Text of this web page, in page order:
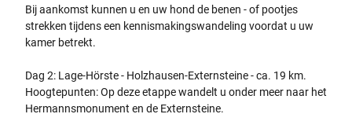
Bij aankomst kunnen u en uw hond de benen - of pootjes
strekken tijdens een kennismakingswandeling voordat u uw
kamer betrekt.
Dag 2: Lage-Hörste - Holzhausen-Externsteine - ca. 19 km.
Hoogtepunten: Op deze etappe wandelt u onder meer naar het
Hermannsmonument en de Externsteine.